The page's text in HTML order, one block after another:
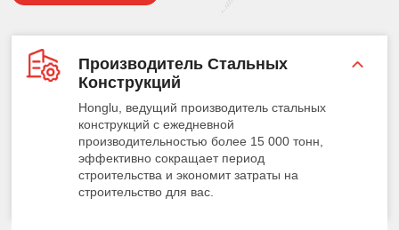
Производитель Стальных
Конструкций
Honglu, ведущий производитель стальных
конструкций с ежедневной
производительностью более 15 000 тонн,
эффективно сокращает период
строительства и экономит затраты на
строительство для вас.